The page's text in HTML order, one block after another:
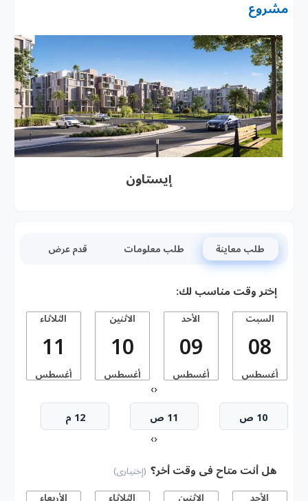
مشروع
إيستاون
طلب معاينة طلب معلومات قدم عرض
إختر وقت مناسب لك:
السبت
08
أغسطس
الأحد
09
أغسطس
الاثنين
10
أغسطس
الثلاثاء
11
أغسطس
‹
›
10 ص 11 ص 12 م
‹
›
هل أنت متاح فى وقت أخر؟ (إختيارى)
الأحد الاثنين الثلاثاء الأربعاء